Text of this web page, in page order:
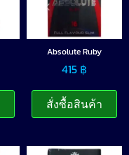
Absolute Ruby
415 ฿
สั่งซื้อสินค้า